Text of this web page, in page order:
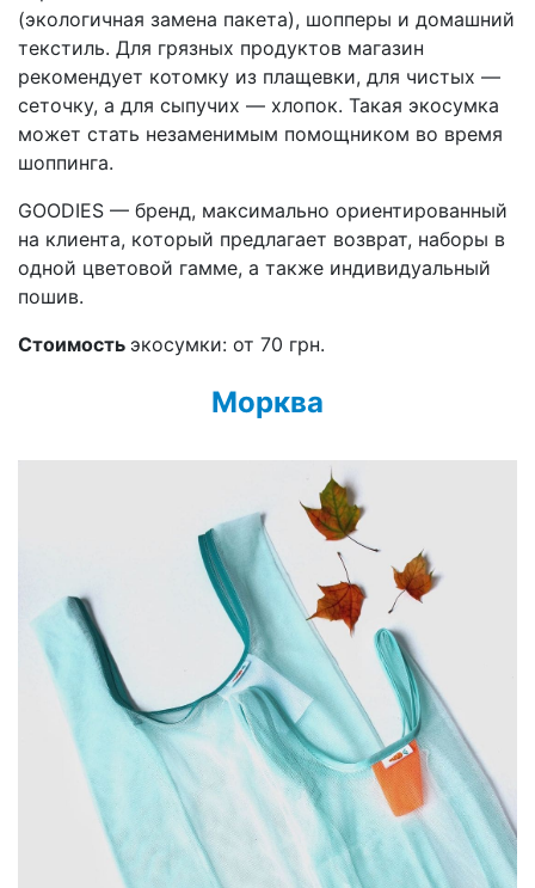
(экологичная замена пакета), шопперы и домашний
текстиль. Для грязных продуктов магазин
рекомендует котомку из плащевки, для чистых —
сеточку, а для сыпучих — хлопок. Такая экосумка
может стать незаменимым помощником во время
шоппинга.
GOODIES — бренд, максимально ориентированный
на клиента, который предлагает возврат, наборы в
одной цветовой гамме, а также индивидуальный
пошив.
Стоимость экосумки: от 70 грн.
Морква